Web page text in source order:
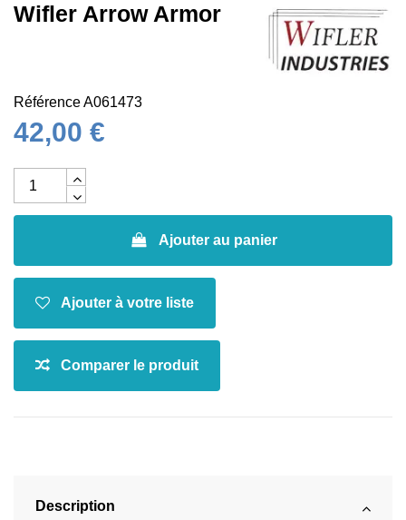
Wifler Arrow Armor
RéférenceA061473
42,00 €
Ajouter au panier
Description